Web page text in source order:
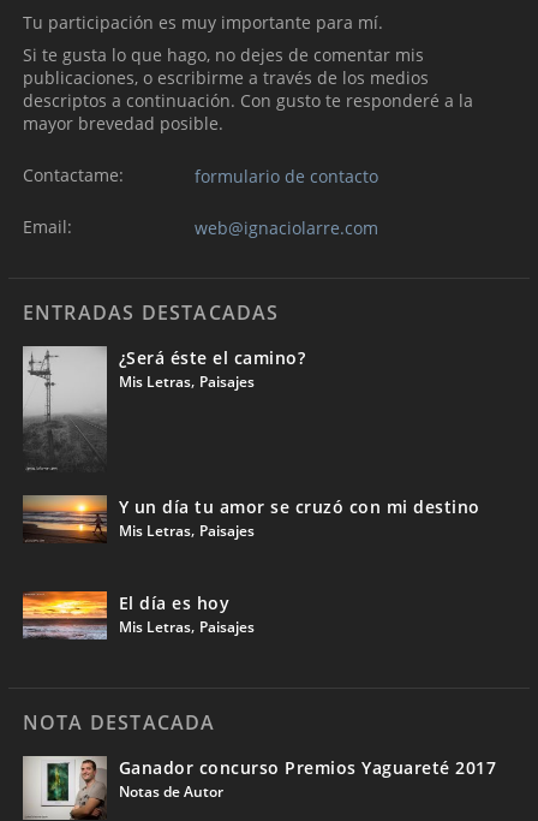
Tu participación es muy importante para mí.
Si te gusta lo que hago, no dejes de comentar mis
publicaciones, o escribirme a través de los medios
descriptos a continuación. Con gusto te responderé a la
mayor brevedad posible.
Contactame: formulario de contacto
Email: web@ignaciolarre.com
ENTRADAS DESTACADAS
¿Será éste el camino?
Mis Letras, Paisajes
Y un día tu amor se cruzó con mi destino
Mis Letras, Paisajes
El día es hoy
Mis Letras, Paisajes
NOTA DESTACADA
Ganador concurso Premios Yaguareté 2017
Notas de Autor